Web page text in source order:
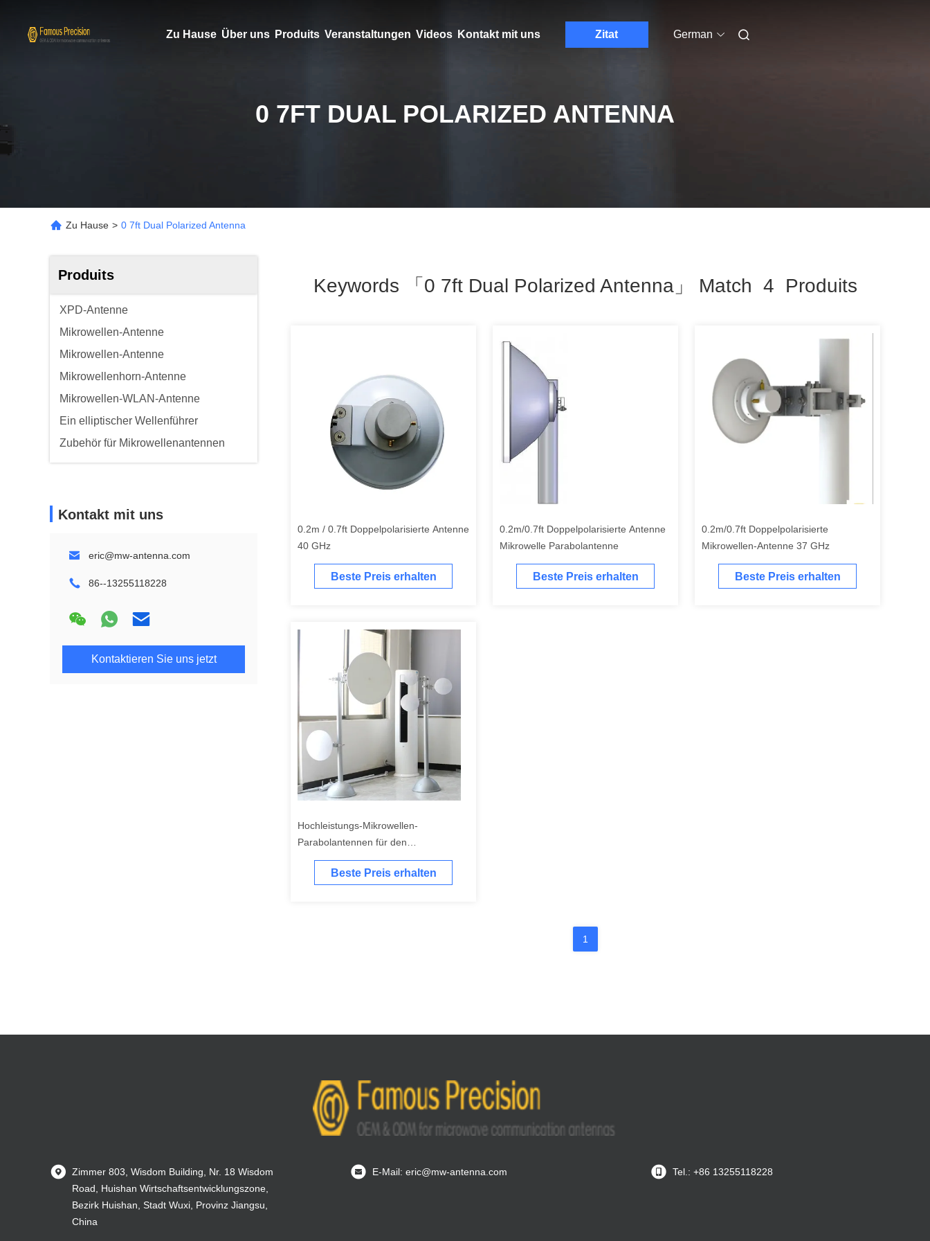
Zu Hause Über uns Produits Veranstaltungen Videos Kontakt mit uns Zitat German
0 7FT DUAL POLARIZED ANTENNA
Zu Hause > 0 7ft Dual Polarized Antenna
Produits
XPD-Antenne
Mikrowellen-Antenne
Mikrowellen-Antenne
Mikrowellenhorn-Antenne
Mikrowellen-WLAN-Antenne
Ein elliptischer Wellenführer
Zubehör für Mikrowellenantennen
Kontakt mit uns
eric@mw-antenna.com
86--13255118228
Kontaktieren Sie uns jetzt
Keywords 「0 7ft Dual Polarized Antenna」 Match 4 Produits
0.2m / 0.7ft Doppelpolarisierte Antenne
40 GHz
Beste Preis erhalten
0.2m/0.7ft Doppelpolarisierte Antenne
Mikrowelle Parabolantenne
Beste Preis erhalten
0.2m/0.7ft Doppelpolarisierte
Mikrowellen-Antenne 37 GHz
Beste Preis erhalten
Hochleistungs-Mikrowellen-
Parabolantennen für den
Frequenzbereich 27,5-29,5 GHz
Beste Preis erhalten
1
Zimmer 803, Wisdom Building, Nr. 18 Wisdom
Road, Huishan Wirtschaftsentwicklungszone,
Bezirk Huishan, Stadt Wuxi, Provinz Jiangsu,
China
E-Mail: eric@mw-antenna.com Tel.: +86 13255118228